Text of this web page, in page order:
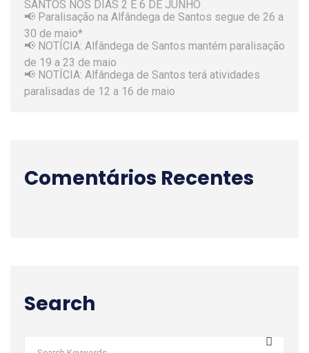
📢 Paralisação na Alfândega de Santos segue de 26 a
📢 NOTÍCIA: Alfândega de Santos mantém paralisação
📢 NOTÍCIA: Alfândega de Santos terá atividades
Comentários Recentes
Search